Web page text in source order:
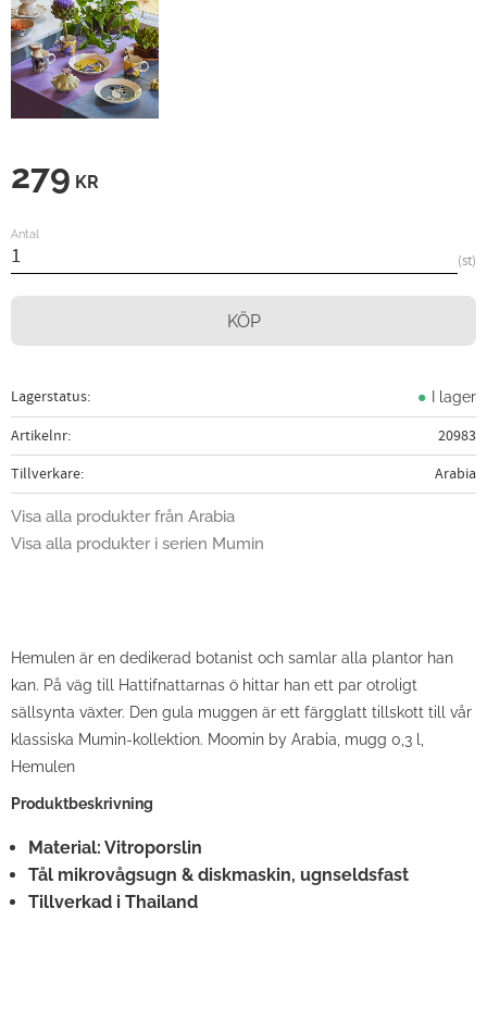
279 KR
Antal
st
KÖP
Lagerstatus I lager
Artikelnr
20983
Tillverkare
Arabia
Visa alla produkter från Arabia
Visa alla produkter i serien Mumin
Hemulen är en dedikerad botanist och samlar alla plantor han
kan. På väg till Hattifnattarnas ö hittar han ett par otroligt
sällsynta växter. Den gula muggen är ett färgglatt tillskott till vår
klassiska Mumin-kollektion. Moomin by Arabia, mugg 0,3 l,
Hemulen
Produktbeskrivning
Material: Vitroporslin
Tål mikrovågsugn & diskmaskin, ugnseldsfast
Tillverkad i Thailand